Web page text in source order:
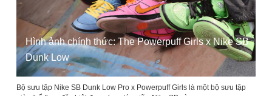
Hình ảnh chính thức: The Powerpuff Girls x Nike SB
Dunk Low
Bộ sưu tập Nike SB Dunk Low Pro x Powerpuff Girls là một bộ sưu tập